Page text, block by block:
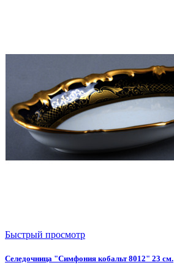
Быстрый просмотр
Селедочница "Симфония кобальт 8012" 23 см.